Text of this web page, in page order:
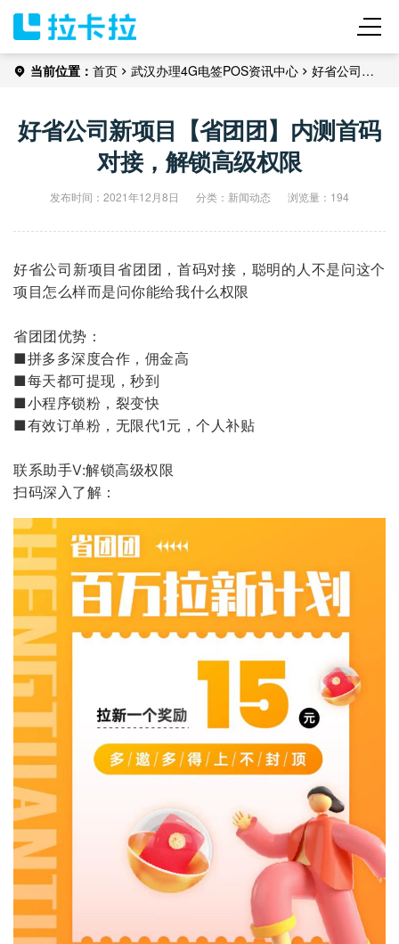
当前位置： 首页 武汉办理4G电签POS资讯中心
好省公司新
好省公司新项目【省团团​】内测首码
对接，解锁高级权限
发布时间：2021年12月8日 分类： 新闻动态 浏览量：194
好省公司新项目省团团，首码对接，聪明的人不是问这个
项目怎么样而是问你能给我什么权限
省团团优势：
■拼多多深度合作，佣金高
■每天都可提现，秒到
■小程序锁粉，裂变快
■有效订单粉，无限代1元，个人补贴
联系助手V:解锁高级权限
扫码深入了解：